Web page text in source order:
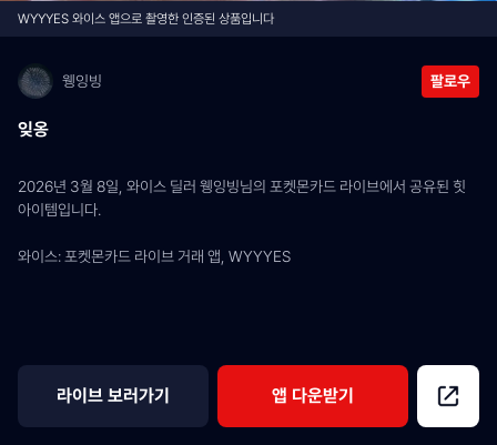
WYYYES 와이스 앱으로 촬영한 인증된 상품입니다
웽잉빙 팔로우
잊옹
2026년 3월 8일, 와이스 딜러 웽잉빙님의 포켓몬카드 라이브에서 공유된 힛
아이템입니다.
와이스: 포켓몬카드 라이브 거래 앱, WYYYES
라이브 보러가기 앱 다운받기